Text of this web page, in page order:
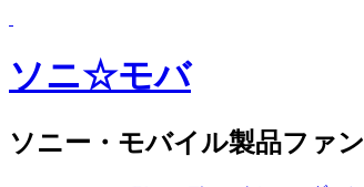
ソニ☆モバ
ソニー・モバイル製品ファ